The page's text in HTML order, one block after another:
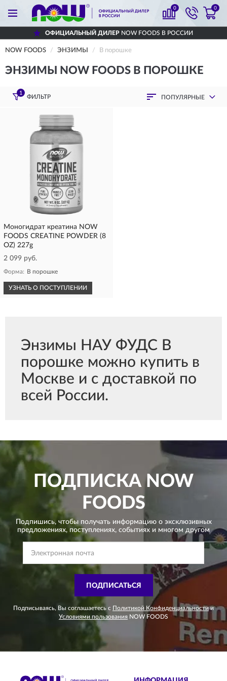
0 0
ОФИЦИАЛЬНЫЙ ДИЛЕРNOW FOODS В РОССИИ
NOW FOODS ЭНЗИМЫ В порошке
ЭНЗИМЫ NOW FOODS В ПОРОШКЕ
1
ФИЛЬТР ПОПУЛЯРНЫЕ
Моногидрат креатина NOW
FOODS CREATINE POWDER (8
OZ) 227g
2 099 руб.
Форма: В порошке
УЗНАТЬ О ПОСТУПЛЕНИИ
Энзимы НАУ ФУДС В
порошке можно купить в
Москве и с доставкой по
всей России.
ПОДПИСКАNOW
FOODS
Подпишись, чтобы получать информацию о эксклюзивных
предложениях, поступлениях, событиях и многом другом
ПОДПИСАТЬСЯ
Подписываясь, Вы соглашаетесь с Политикой Конфиденциальности и
Условиями пользования NOW FOODS